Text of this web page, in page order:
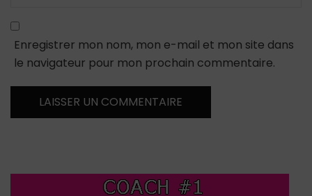
Enregistrer mon nom, mon e-mail et mon site dans
le navigateur pour mon prochain commentaire.